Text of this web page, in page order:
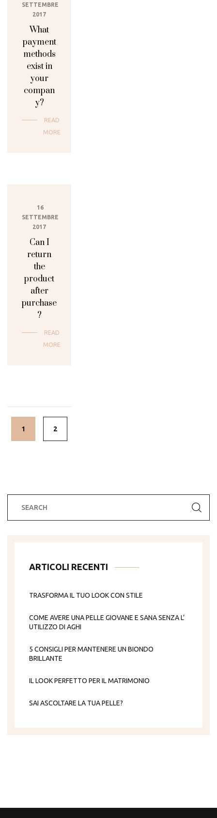
SETTEMBRE
2017
What
payment
methods
exist in
your
compan
y?
READ
MORE
16
SETTEMBRE
2017
Can I
return
the
product
after
purchase
?
READ
MORE
Posts
navigation
1 2
ARTICOLI RECENTI
TRASFORMA IL TUO LOOK CON STILE
COME AVERE UNA PELLE GIOVANE E SANA SENZA L’
UTILIZZO DI AGHI
5 CONSIGLI PER MANTENERE UN BIONDO
BRILLANTE
IL LOOK PERFETTO PER IL MATRIMONIO
SAI ASCOLTARE LA TUA PELLE?